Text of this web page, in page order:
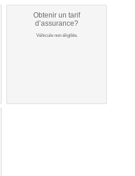
Obtenir un tarif
d’assurance?
Véhicule non éligible.